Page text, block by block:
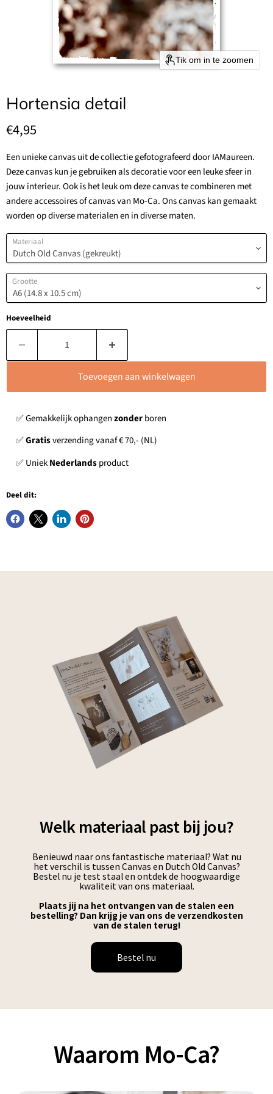
Tik om in te zoomen
Hortensia detail
Huidige prijs
€4,95
Een unieke canvas uit de collectie gefotografeerd door IAMaureen.
Deze canvas kun je gebruiken als decoratie voor een leuke sfeer in
jouw interieur. Ook is het leuk om deze canvas te combineren met
andere accessoires of canvas van Mo-Ca. Ons canvas kan gemaakt
worden op diverse materialen en in diverse maten.
Materiaal
Grootte
Hoeveelheid
Toevoegen aan winkelwagen
✅ Gemakkelijk ophangenzonderboren
✅Gratisverzending vanaf € 70,- (NL)
✅ UniekNederlandsproduct
Deel dit:
Welk materiaal past bij jou?
Benieuwd naar ons fantastische materiaal? Wat nu
het verschil is tussen Canvas en Dutch Old Canvas?
Bestel nu je test staal en ontdek de hoogwaardige
kwaliteit van ons materiaal.
Plaats jij na het ontvangen van de stalen een
bestelling? Dan krijg je van ons de verzendkosten
van de stalen terug!
Bestel nu
Waarom Mo-Ca?